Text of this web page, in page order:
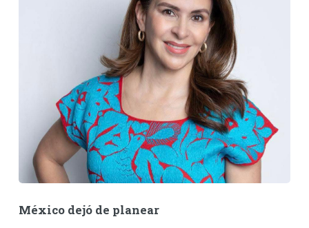
México dejó de planear